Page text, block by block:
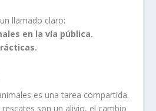
llamado claro:
en la vía pública.
es una tarea compartida.
son un alivio, el cambio